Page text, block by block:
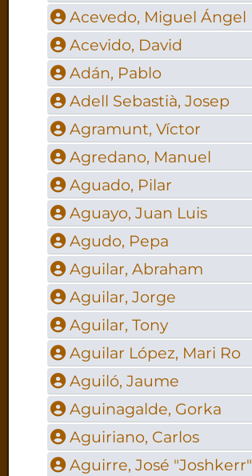
Acevedo, Miguel Ángel
Acevido, David
Adán, Pablo
Adell Sebastià, Josep
Agramunt, Víctor
Agredano, Manuel
Aguado, Pilar
Aguayo, Juan Luis
Agudo, Pepa
Aguilar, Abraham
Aguilar, Jorge
Aguilar, Tony
Aguilar López, Mari Ro
Aguiló, Jaume
Aguinagalde, Gorka
Aguiriano, Carlos
Aguirre, José "Joshkerr"